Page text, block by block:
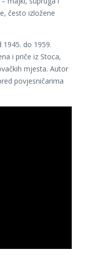
često izložene
do 1959.
i priče iz Stoca,
mjesta. Autor
povjesničarima